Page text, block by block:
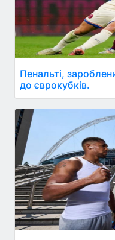
Пенальті,
до єврокубків.